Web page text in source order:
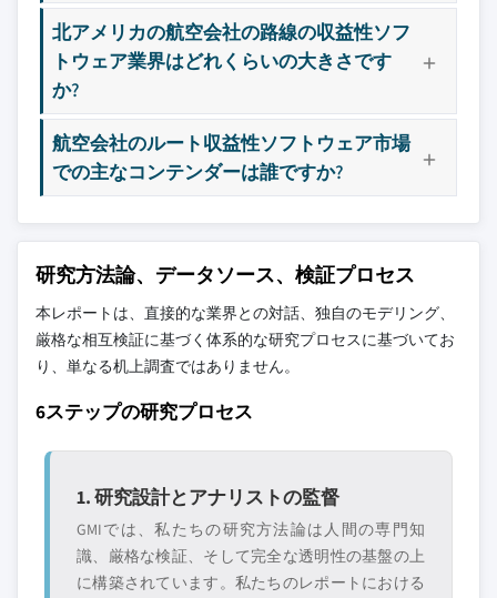
北アメリカの航空会社の路線の収益性ソフ
トウェア業界はどれくらいの大きさです
か?
航空会社のルート収益性ソフトウェア市場
での主なコンテンダーは誰ですか?
研究方法論、データソース、検証プロセス
本レポートは、直接的な業界との対話、独自のモデリング、
厳格な相互検証に基づく体系的な研究プロセスに基づいてお
り、単なる机上調査ではありません。
6ステップの研究プロセス
1. 研究設計とアナリストの監督
GMIでは、私たちの研究方法論は人間の専門知
識、厳格な検証、そして完全な透明性の基盤の上
に構築されています。私たちのレポートにおける